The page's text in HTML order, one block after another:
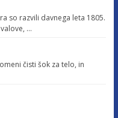
so razvili davnega leta 1805.
…
čisti šok za telo, in